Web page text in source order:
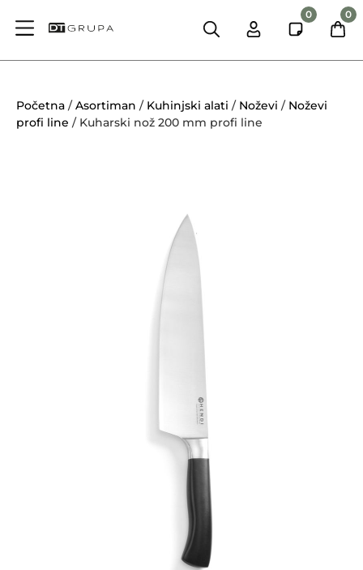
0 0
Početna /Asortiman / Kuhinjski alati / Noževi / Noževi
profi line / Kuharski nož 200 mm profi line